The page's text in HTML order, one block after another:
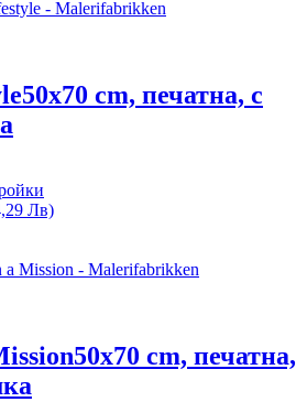
50x70 cm, печатна, с
Лв)
50x70 cm, печатна,